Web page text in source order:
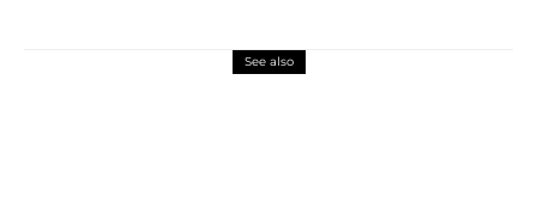
See also